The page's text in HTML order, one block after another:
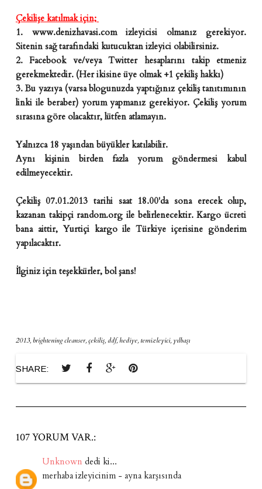
Çekilişe katılmak için;
1. www.denizhavasi.com izleyicisi olmanız gerekiyor.
Sitenin sağ tarafındaki kutucuktan izleyici olabilirsiniz.
2. Facebook ve/veya Twitter hesaplarını takip etmeniz
gerekmektedir. (Her ikisine üye olmak +1 çekiliş hakkı)
3. Bu yazıya (varsa blogunuzda yaptığınız çekiliş tanıtımının
linki ile beraber) yorum yapmanız gerekiyor. Çekiliş yorum
sırasına göre olacaktır, lütfen atlamayın.
Yalnızca 18 yaşından büyükler katılabilir.
Aynı kişinin birden fazla yorum göndermesi kabul
edilmeyecektir.
Çekiliş 07.01.2013 tarihi saat 18.00'da sona erecek olup,
kazanan takipçi random.org ile belirlenecektir. Kargo ücreti
bana aittir, Yurtiçi kargo ile Türkiye içerisine gönderim
yapılacaktır.
İlginiz için teşekkürler, bol şans!
2013,brightening cleanser,çekiliş,ddf,hediye,temizleyici,yılbaşı
SHARE:
107 YORUM VAR.:
Unknown dedi ki...
merhaba izleyicinim - ayna karşısında